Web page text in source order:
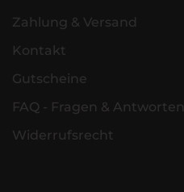
Zahlung & Versand
Kontakt
Gutscheine
FAQ - Fragen & Antworten
Widerrufsrecht